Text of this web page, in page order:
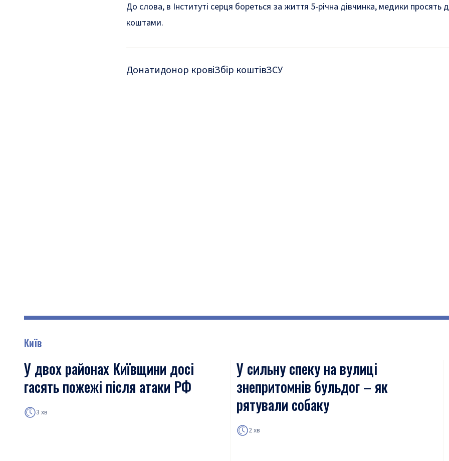
До слова, в Інституті серця бореться за життя 5-річна дівчинка, медики просять
коштами.
Донатидонор кровіЗбір коштівЗСУ
Київ
У двох районах Київщини досі
гасять пожежі після атаки РФ
3 хв
У сильну спеку на вулиці
знепритомнів бульдог – як
рятували собаку
2 хв